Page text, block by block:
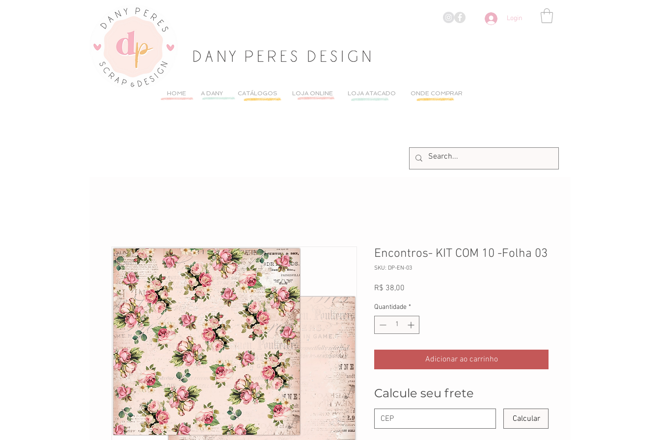
Login
HOME A DANY CATÁLOGOS LOJA ONLINE LOJA ATACADO ONDE COMPRAR
Encontros- KIT COM 10 -Folha 03
SKU: DP-EN-03
R$ 38,00
Quantidade *
Adicionar ao carrinho
Calcule seu frete
Calcular